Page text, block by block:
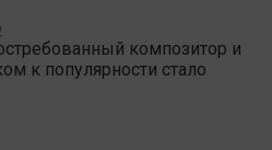
композитор и
к популярности стало